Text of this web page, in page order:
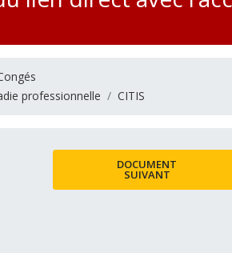
professionnelle
CITIS
DOCUMENT
SUIVANT